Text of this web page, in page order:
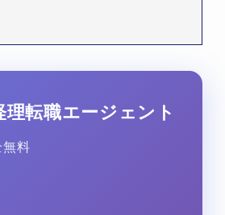
転職エージェント
料